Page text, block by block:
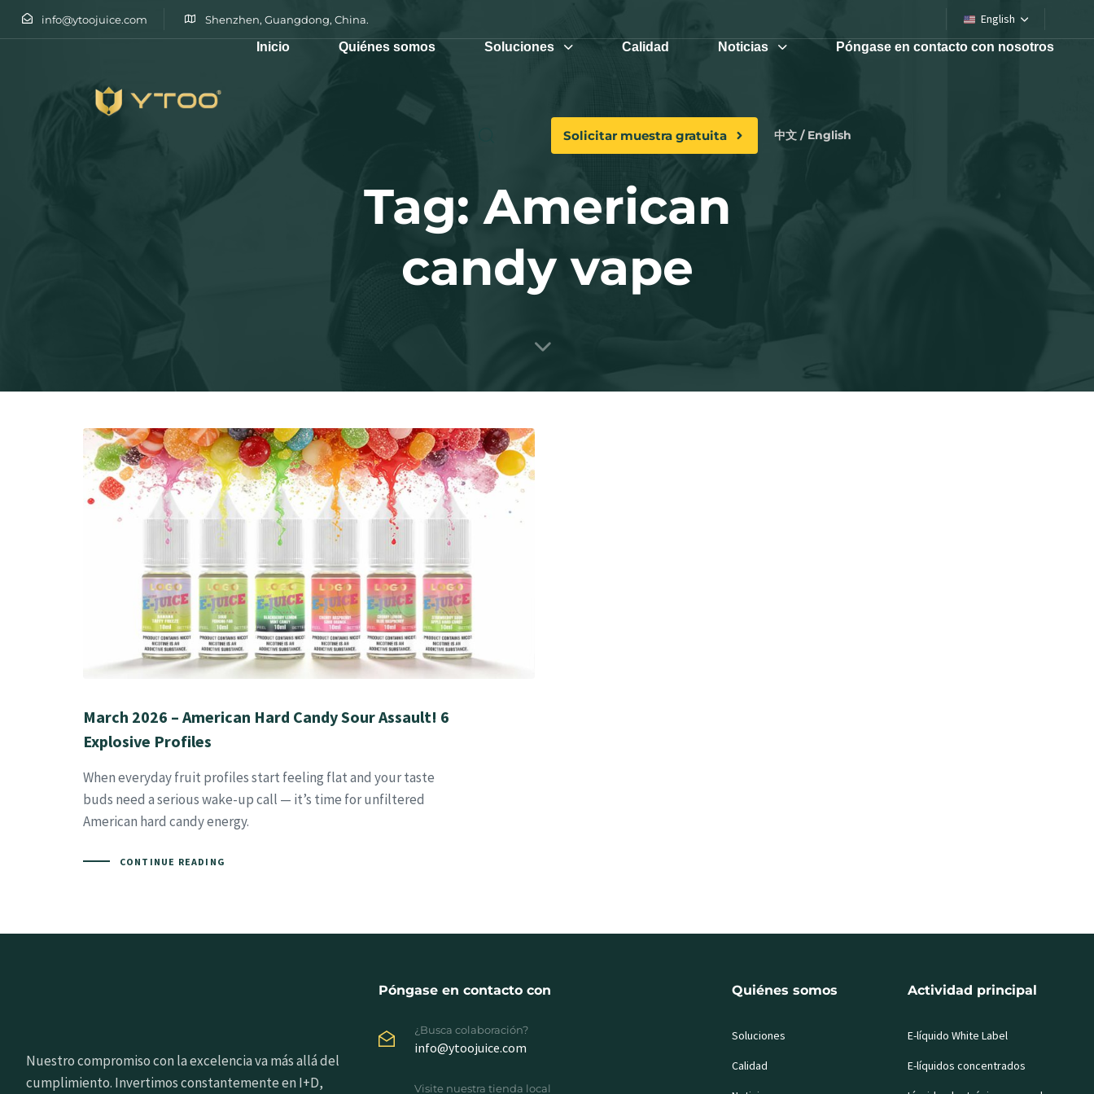
info@ytoojuice.com Shenzhen, Guangdong, China. English
Escribe y pulsa intro
Inicio Quiénes somos Soluciones Calidad Noticias Póngase en contacto con nosotros
Solicitar muestra gratuita 中文 / English
Tag: American
candy vape
March 2026 – American Hard Candy Sour Assault! 6
Explosive Profiles
When everyday fruit profiles start feeling flat and your taste
buds need a serious wake-up call — it’s time for unfiltered
American hard candy energy.
CONTINUE READING
Nuestro compromiso con la excelencia va más allá del
cumplimiento. Invertimos constantemente en I+D,
Póngase en contacto con
¿Busca colaboración?
info@ytoojuice.com
Visite nuestra tienda local
Quiénes somos
Soluciones
Calidad
Actividad principal
E-líquido White Label
E-líquidos concentrados